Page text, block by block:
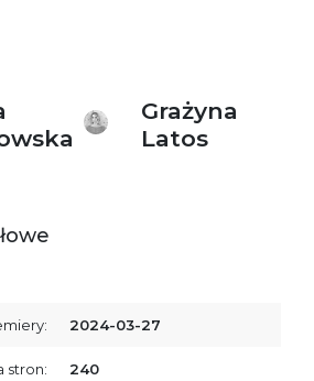
Grażyna
Latos
2024-03-27
stron: 240